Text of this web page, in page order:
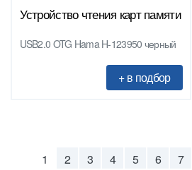
Устройство чтения карт памяти
USB2.0 OTG Hama H-123950 черный
1 2 3 4 5 6 7